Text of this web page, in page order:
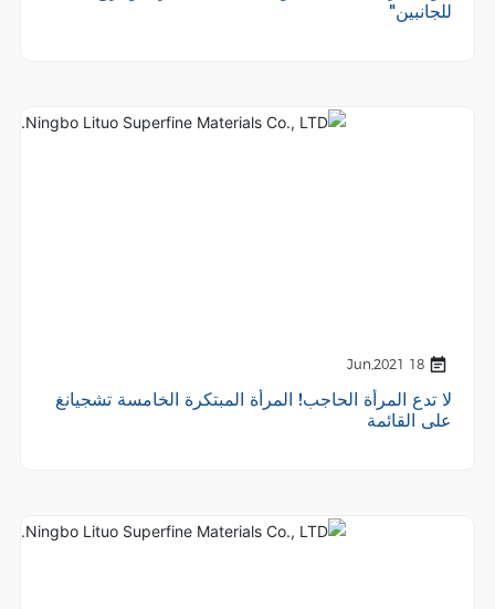
للجانبين"
18 Jun,2021
لا تدع المرأة الحاجب! المرأة المبتكرة الخامسة تشجيانغ
على القائمة